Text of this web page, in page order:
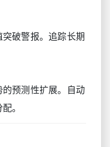
破警报。追踪长期
预测性扩展。自动
。